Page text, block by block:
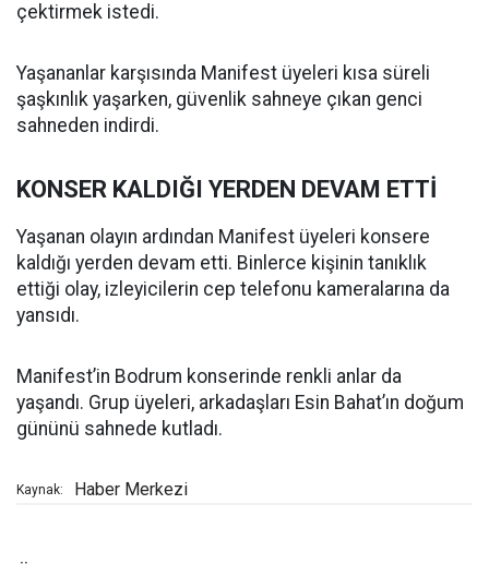
çektirmek istedi.
Yaşananlar karşısında Manifest üyeleri kısa süreli
şaşkınlık yaşarken, güvenlik sahneye çıkan genci
sahneden indirdi.
KONSER KALDIĞI YERDEN DEVAM ETTİ
Yaşanan olayın ardından Manifest üyeleri konsere
kaldığı yerden devam etti. Binlerce kişinin tanıklık
ettiği olay, izleyicilerin cep telefonu kameralarına da
yansıdı.
Manifest’in Bodrum konserinde renkli anlar da
yaşandı. Grup üyeleri, arkadaşları Esin Bahat’ın doğum
gününü sahnede kutladı.
Kaynak: Haber Merkezi